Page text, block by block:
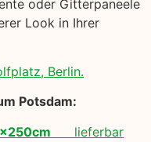
oder Gitterpaneele
Look in Ihrer
Berlin.
Potsdam:
lieferbar